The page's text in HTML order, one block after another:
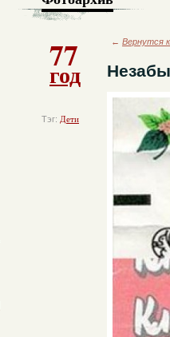
77
год
Тэг: Дети
← Вернутся